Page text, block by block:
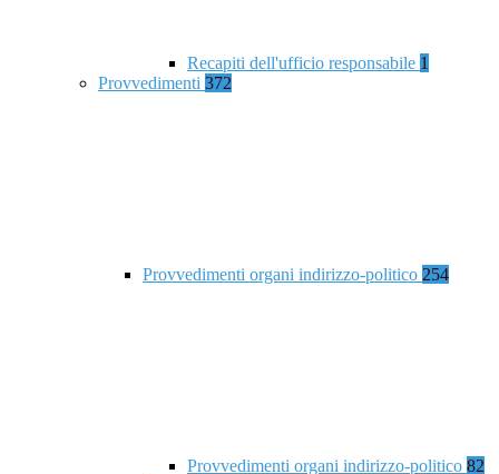
Recapiti dell'ufficio responsabile 1
Provvedimenti 372
Provvedimenti organi indirizzo-politico 254
Provvedimenti organi indirizzo-politico 82